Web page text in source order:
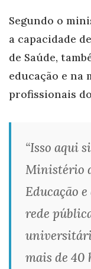
Segundo o
a capacidade
de Saúde,
educação e na
profissionais
“Isso aqui
Ministério
Educação
rede
mais de